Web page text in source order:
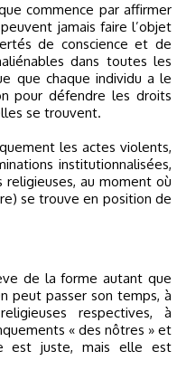
commence par affirmer
jamais faire l’objet
de conscience et de
dans toutes les
que chaque individu a le
pour défendre les droits
se trouvent.
les actes violents,
institutionnalisées,
au moment où
se trouve en position de
peut passer son temps, à
respectives, à
« des nôtres » et
est juste, mais elle est